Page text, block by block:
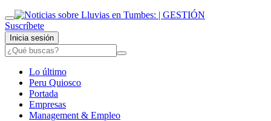
Suscríbete
Inicia sesión
Lo último
Peru Quiosco
Portada
Empresas
Management & Empleo